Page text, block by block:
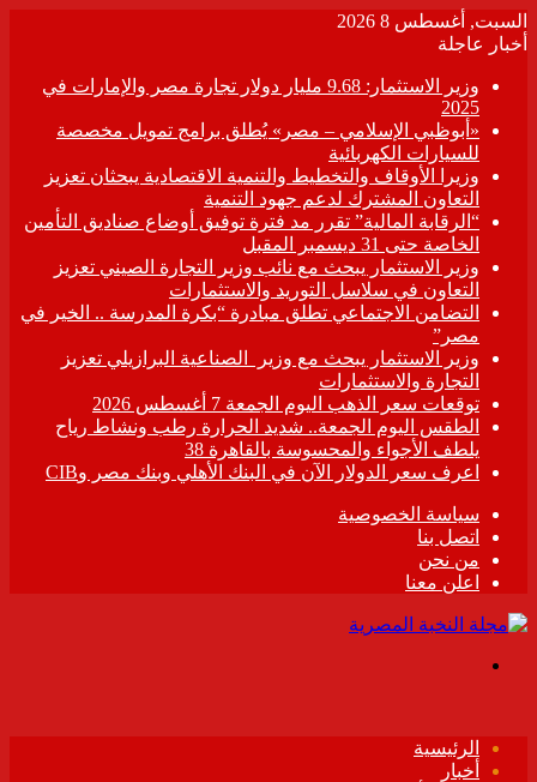
السبت, أغسطس 8 2026
أخبار عاجلة
وزير الاستثمار: 9.68 مليار دولار تجارة مصر والإمارات في
2025
«أبوظبي الإسلامي – مصر» يُطلق برامج تمويل مخصصة
للسيارات الكهربائية
وزيرا الأوقاف والتخطيط والتنمية الاقتصادية يبحثان تعزيز
التعاون المشترك لدعم جهود التنمية
“الرقابة المالية” تقرر مد فترة توفيق أوضاع صناديق التأمين
الخاصة حتى 31 ديسمبر المقبل
وزير الاستثمار يبحث مع نائب وزير التجارة الصيني تعزيز
التعاون في سلاسل التوريد والاستثمارات
التضامن الاجتماعي تطلق مبادرة “بكرة المدرسة .. الخير في
مصر”
وزير الاستثمار يبحث مع وزير الصناعية البرازيلي تعزيز
التجارة والاستثمارات
توقعات سعر الذهب اليوم الجمعة 7 أغسطس 2026
الطقس اليوم الجمعة.. شديد الحرارة رطب ونشاط رياح
يلطف الأجواء والمحسوسة بالقاهرة 38
اعرف سعر الدولار الآن في البنك الأهلي وبنك مصر وCIB
سياسة الخصوصية
اتصل بنا
من نحن
اعلن معنا
الرئيسية
أخبار